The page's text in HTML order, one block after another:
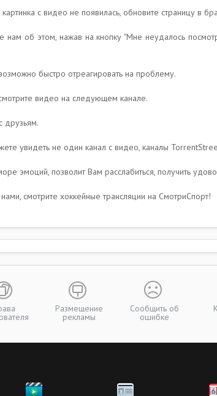
с видео не появилась, обновите страницу в
нам об этом, нажав на кнопку "Мне неудалось
быстро отреагировать на проблему.
видео на следующем канале.
друзьям.
увидеть не один канал с видео, каналы
эмоций, позволит Вам расслабиться, получить
смотрите хоккейные трансляции на СмотриСпорт!
Размещение
рекламы
Сообщить об
ошибке